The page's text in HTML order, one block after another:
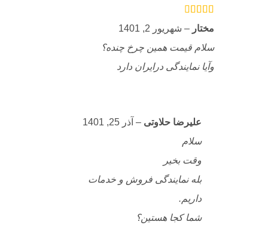
امتیاز
از 5
مختار – شهریور 2, 1401
سلام قیمت همین چرخ چنده؟
وآیا نمایندگی درایران دارد
علیرضا حلاوتی – آذر 25, 1401
سلام
وقت بخیر
بله نمایندگی فروش و خدمات
داریم.
شما کجا هستین؟